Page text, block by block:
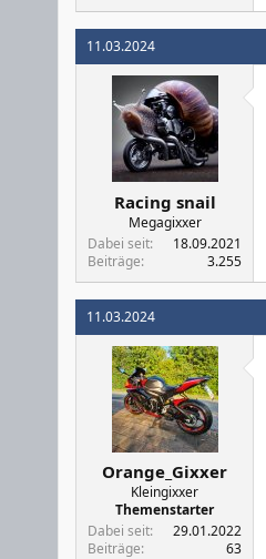
11.03.2024
Racing snail
Megagixxer
Dabei seit
18.09.2021
Beiträge
3.255
11.03.2024
Orange_Gixxer
Kleingixxer
Themenstarter
Dabei seit
29.01.2022
Beiträge
63